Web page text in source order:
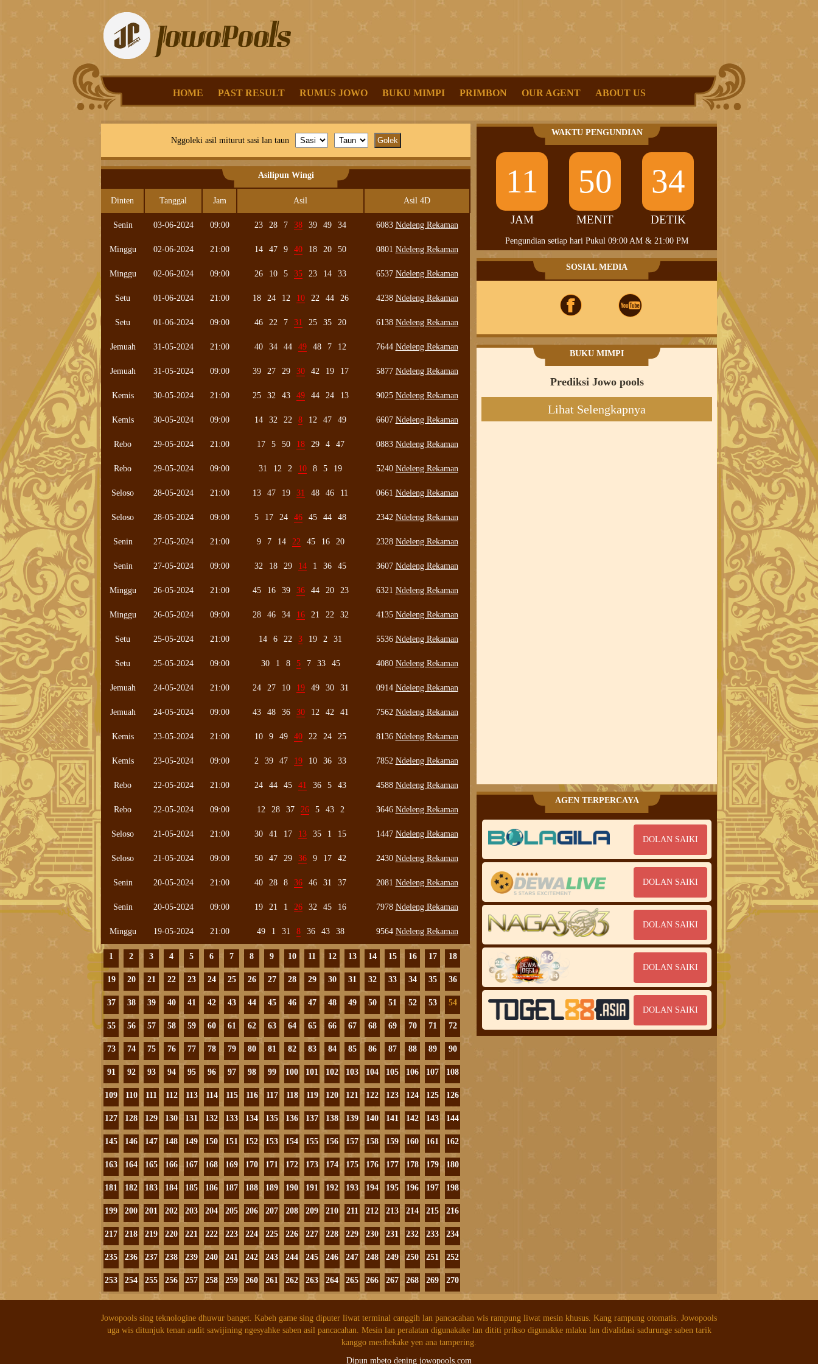
HOME PAST RESULT RUMUS JOWO BUKU MIMPI PRIMBON OUR AGENT ABOUT US
Nggoleki asil miturut sasi lan taun
Asilipun Wingi
Dinten Tanggal Jam Asil Asil 4D
Senin 03-06-2024 09:00 23 28 7 38 39 49 34 6083 Ndeleng Rekaman
Minggu 02-06-2024 21:00 14 47 9 40 18 20 50 0801 Ndeleng Rekaman
Minggu 02-06-2024 09:00 26 10 5 35 23 14 33 6537 Ndeleng Rekaman
Setu 01-06-2024 21:00 18 24 12 10 22 44 26 4238 Ndeleng Rekaman
Setu 01-06-2024 09:00 46 22 7 31 25 35 20 6138 Ndeleng Rekaman
Jemuah 31-05-2024 21:00 40 34 44 49 48 7 12 7644 Ndeleng Rekaman
Jemuah 31-05-2024 09:00 39 27 29 30 42 19 17 5877 Ndeleng Rekaman
Kemis 30-05-2024 21:00 25 32 43 49 44 24 13 9025 Ndeleng Rekaman
Kemis 30-05-2024 09:00 14 32 22 8 12 47 49 6607 Ndeleng Rekaman
Rebo 29-05-2024 21:00 17 5 50 18 29 4 47 0883 Ndeleng Rekaman
Rebo 29-05-2024 09:00 31 12 2 10 8 5 19 5240 Ndeleng Rekaman
Seloso 28-05-2024 21:00 13 47 19 31 48 46 11 0661 Ndeleng Rekaman
Seloso 28-05-2024 09:00 5 17 24 46 45 44 48 2342 Ndeleng Rekaman
Senin 27-05-2024 21:00 9 7 14 22 45 16 20 2328 Ndeleng Rekaman
Senin 27-05-2024 09:00 32 18 29 14 1 36 45 3607 Ndeleng Rekaman
Minggu 26-05-2024 21:00 45 16 39 36 44 20 23 6321 Ndeleng Rekaman
Minggu 26-05-2024 09:00 28 46 34 16 21 22 32 4135 Ndeleng Rekaman
Setu 25-05-2024 21:00 14 6 22 3 19 2 31 5536 Ndeleng Rekaman
Setu 25-05-2024 09:00 30 1 8 5 7 33 45 4080 Ndeleng Rekaman
Jemuah 24-05-2024 21:00 24 27 10 19 49 30 31 0914 Ndeleng Rekaman
Jemuah 24-05-2024 09:00 43 48 36 30 12 42 41 7562 Ndeleng Rekaman
Kemis 23-05-2024 21:00 10 9 49 40 22 24 25 8136 Ndeleng Rekaman
Kemis 23-05-2024 09:00 2 39 47 19 10 36 33 7852 Ndeleng Rekaman
Rebo 22-05-2024 21:00 24 44 45 41 36 5 43 4588 Ndeleng Rekaman
Rebo 22-05-2024 09:00 12 28 37 26 5 43 2 3646 Ndeleng Rekaman
Seloso 21-05-2024 21:00 30 41 17 13 35 1 15 1447 Ndeleng Rekaman
Seloso 21-05-2024 09:00 50 47 29 36 9 17 42 2430 Ndeleng Rekaman
Senin 20-05-2024 21:00 40 28 8 36 46 31 37 2081 Ndeleng Rekaman
Senin 20-05-2024 09:00 19 21 1 26 32 45 16 7978 Ndeleng Rekaman
Minggu 19-05-2024 21:00 49 1 31 8 36 43 38 9564 Ndeleng Rekaman
1 2 3 4 5 6 7 8 9 10 11 12 13 14 15 16 17 18
19 20 21 22 23 24 25 26 27 28 29 30 31 32 33 34 35 36
37 38 39 40 41 42 43 44 45 46 47 48 49 50 51 52 53 54
55 56 57 58 59 60 61 62 63 64 65 66 67 68 69 70 71 72
73 74 75 76 77 78 79 80 81 82 83 84 85 86 87 88 89 90
91 92 93 94 95 96 97 98 99 100 101 102 103 104 105 106 107 108
109 110 111 112 113 114 115 116 117 118 119 120 121 122 123 124 125 126
127 128 129 130 131 132 133 134 135 136 137 138 139 140 141 142 143 144
145 146 147 148 149 150 151 152 153 154 155 156 157 158 159 160 161 162
163 164 165 166 167 168 169 170 171 172 173 174 175 176 177 178 179 180
181 182 183 184 185 186 187 188 189 190 191 192 193 194 195 196 197 198
199 200 201 202 203 204 205 206 207 208 209 210 211 212 213 214 215 216
217 218 219 220 221 222 223 224 225 226 227 228 229 230 231 232 233 234
235 236 237 238 239 240 241 242 243 244 245 246 247 248 249 250 251 252
253 254 255 256 257 258 259 260 261 262 263 264 265 266 267 268 269 270
WAKTU PENGUNDIAN
11
JAM
50
MENIT
33
DETIK
Pengundian setiap hari Pukul 09:00 AM & 21:00 PM
SOSIAL MEDIA
BUKU MIMPI
Prediksi Jowo pools
Lihat Selengkapnya
AGEN TERPERCAYA
DOLAN SAIKI
DOLAN SAIKI
DOLAN SAIKI
DOLAN SAIKI
DOLAN SAIKI
Jowopools sing teknologine dhuwur banget. Kabeh game sing diputer liwat terminal canggih lan pancacahan wis rampung liwat mesin khusus. Kang rampung otomatis. Jowopools
uga wis ditunjuk tenan audit sawijining ngesyahke saben asil pancacahan. Mesin lan peralatan digunakake lan dititi prikso digunakke mlaku lan divalidasi sadurunge saben tarik
kanggo mesthekake yen ana tampering.
Dipun mbeto dening jowopools.com